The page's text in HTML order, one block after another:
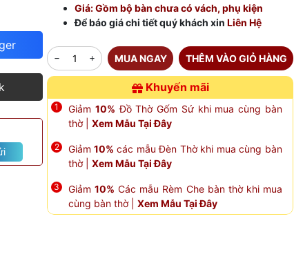
Giá: Gồm bộ bàn chưa có vách, phụ kiện
Để báo giá chi tiết quý khách xin Liên Hệ
MUA NGAY THÊM VÀO GIỎ HÀNG
Khuyến mãi
Giảm 10% Đồ Thờ Gốm Sứ khi mua cùng bàn
thờ | Xem Mẫu Tại Đây
Giảm 10% các mẫu Đèn Thờ khi mua cùng bàn
thờ | Xem Mẫu Tại Đây
Giảm10% Các mẫu Rèm Che bàn thờ khi mua
cùng bàn thờ | Xem Mẫu Tại Đây